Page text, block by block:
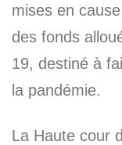
mises en
des fonds
19, destiné à
la pandémie.
La Haute cour